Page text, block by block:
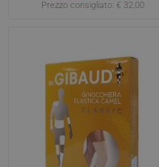
Prezzo consigliato: € 32,00